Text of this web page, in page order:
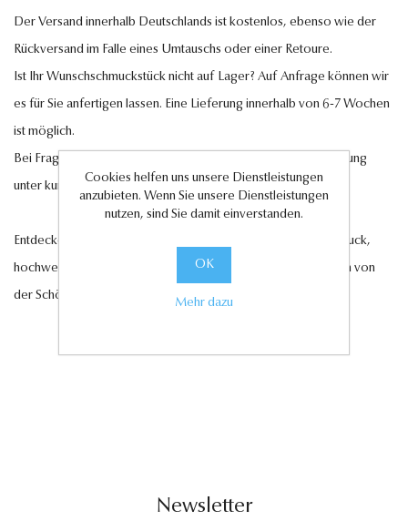
Der Versand innerhalb Deutschlands ist kostenlos, ebenso wie der
Rückversand im Falle eines Umtauschs oder einer Retoure.
Ist Ihr Wunschschmuckstück nicht auf Lager? Auf Anfrage können wir
es für Sie anfertigen lassen. Eine Lieferung innerhalb von 6-7 Wochen
ist möglich.
Bei Fragen steht Ihnen unser Kundenservice gerne zur Verfügung
unter kundenservice@antwerp-diamonds.de.
Entdecken Sie jetzt unsere exquisite Auswahl an Diamantschmuck,
hochwertigen Edelsteinen und edlen Perlen und lassen Sie sich von
der Schönheit und Eleganz unserer Kollektionen verzaubern.
Newsletter
Cookies helfen uns unsere Dienstleistungen
anzubieten. Wenn Sie unsere Dienstleistungen
nutzen, sind Sie damit einverstanden.
OK
Mehr dazu